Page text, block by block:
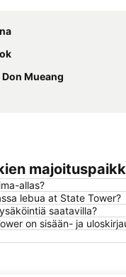
Mueang
allas?
lebua at State Tower?
saatavilla?
on sisään- ja